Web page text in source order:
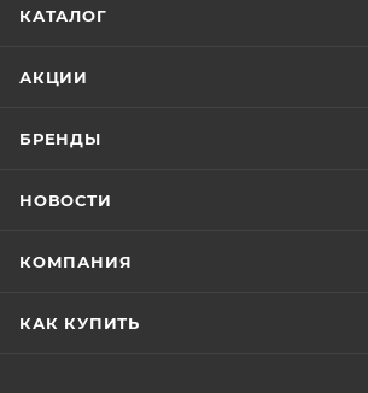
КАТАЛОГ
АКЦИИ
БРЕНДЫ
НОВОСТИ
КОМПАНИЯ
КАК КУПИТЬ